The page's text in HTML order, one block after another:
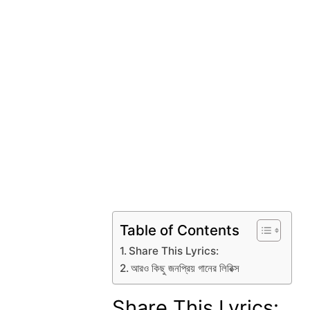
Table of Contents
Share This Lyrics:
আরও কিছু জনপ্রিয় গানের লিরিক্স